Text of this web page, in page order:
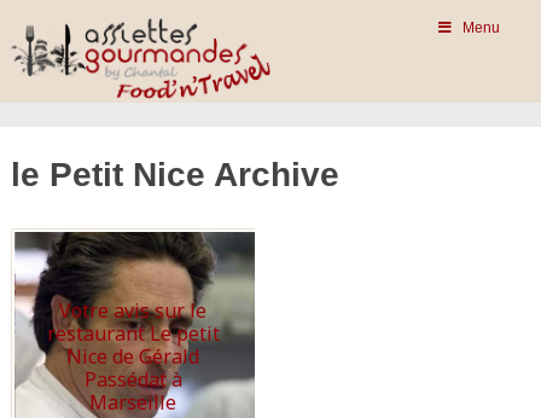
Menu
le Petit Nice Archive
Votre avis sur le
restaurant Le petit
Nice de Gérald
Passédat à
Marseille